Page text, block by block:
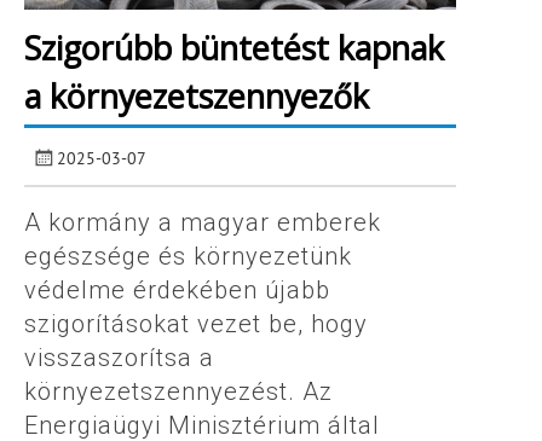
Szigorúbb büntetést kapnak
a környezetszennyezők
2025-03-07
A kormány a magyar emberek
egészsége és környezetünk
védelme érdekében újabb
szigorításokat vezet be, hogy
visszaszorítsa a
környezetszennyezést. Az
Energiaügyi Minisztérium által